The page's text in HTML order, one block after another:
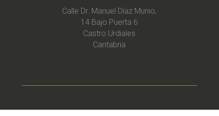
Calle Dr. Manuel Díaz Munio,
14 Bajo Puerta 6
Castro Urdiales
Cantabria